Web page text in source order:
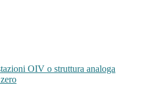
OIV o struttura analoga